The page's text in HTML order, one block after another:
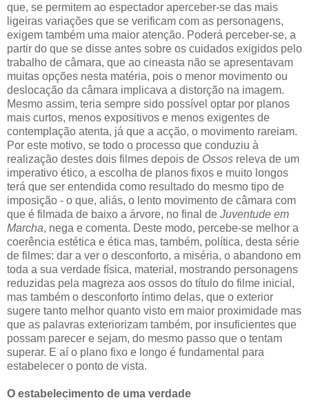
que, se permitem ao espectador aperceber-se das mais
ligeiras variações que se verificam com as personagens,
exigem também uma maior atenção. Poderá perceber-se, a
partir do que se disse antes sobre os cuidados exigidos pelo
trabalho de câmara, que ao cineasta não se apresentavam
muitas opções nesta matéria, pois o menor movimento ou
deslocação da câmara implicava a distorção na imagem.
Mesmo assim, teria sempre sido possível optar por planos
mais curtos, menos expositivos e menos exigentes de
contemplação atenta, já que a acção, o movimento rareiam.
Por este motivo, se todo o processo que conduziu à
realização destes dois filmes depois de Ossos releva de um
imperativo ético, a escolha de planos fixos e muito longos
terá que ser entendida como resultado do mesmo tipo de
imposição - o que, aliás, o lento movimento de câmara com
que é filmada de baixo a árvore, no final de Juventude em
Marcha, nega e comenta. Deste modo, percebe-se melhor a
coerência estética e ética mas, também, política, desta série
de filmes: dar a ver o desconforto, a miséria, o abandono em
toda a sua verdade física, material, mostrando personagens
reduzidas pela magreza aos ossos do título do filme inicial,
mas também o desconforto íntimo delas, que o exterior
sugere tanto melhor quanto visto em maior proximidade mas
que as palavras exteriorizam também, por insuficientes que
possam parecer e sejam, do mesmo passo que o tentam
superar. E aí o plano fixo e longo é fundamental para
estabelecer o ponto de vista.
O estabelecimento de uma verdade